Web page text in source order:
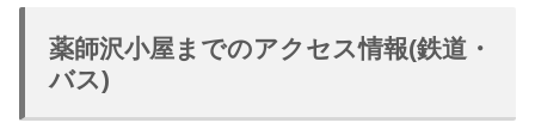
薬師沢小屋までのアクセス情報(鉄道・
バス)